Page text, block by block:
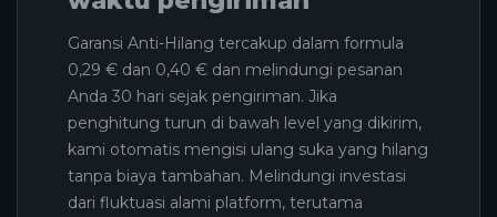
Garansi Anti-Hilang tercakup dalam formula
0,29 € dan 0,40 € dan melindungi pesanan
Anda 30 hari sejak pengiriman. Jika
penghitung turun di bawah level yang dikirim,
kami otomatis mengisi ulang suka yang hilang
tanpa biaya tambahan. Melindungi investasi
dari fluktuasi alami platform, terutama